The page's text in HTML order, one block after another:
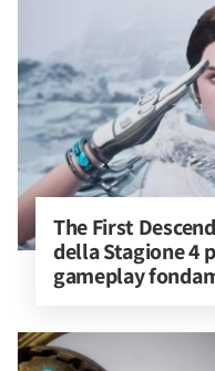
The First
della Stagione 4
gameplay